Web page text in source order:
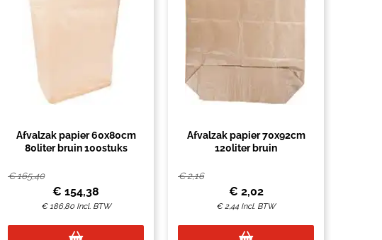
Afvalzak papier 60x80cm
80liter bruin 100stuks
€165,40
€ 154,38
€186,80 Incl. BTW
Afvalzak papier 70x92cm
120liter bruin
€2,16
€ 2,02
€2,44 Incl. BTW